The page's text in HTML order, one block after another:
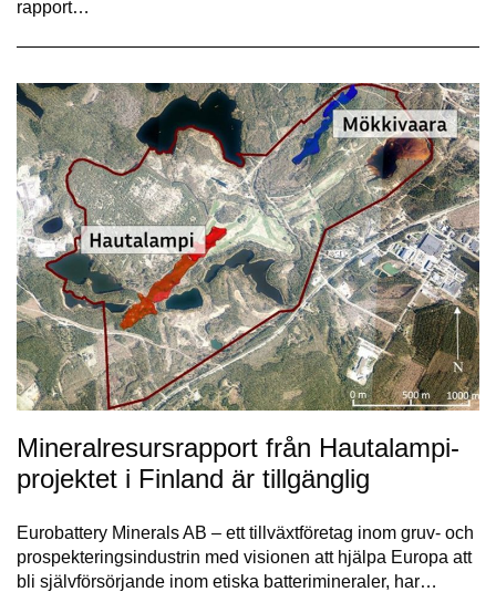
rapport…
Mineralresursrapport från Hautalampi-
projektet i Finland är tillgänglig
Eurobattery Minerals AB – ett tillväxtföretag inom gruv- och
prospekteringsindustrin med visionen att hjälpa Europa att
bli självförsörjande inom etiska batterimineraler, har…